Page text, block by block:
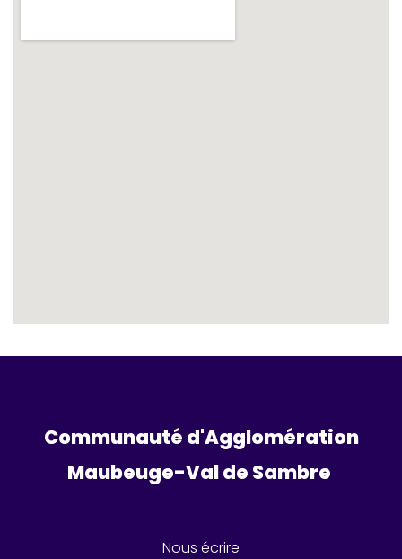
Communauté d'Agglomération
Maubeuge-Val de Sambre
Nous écrire